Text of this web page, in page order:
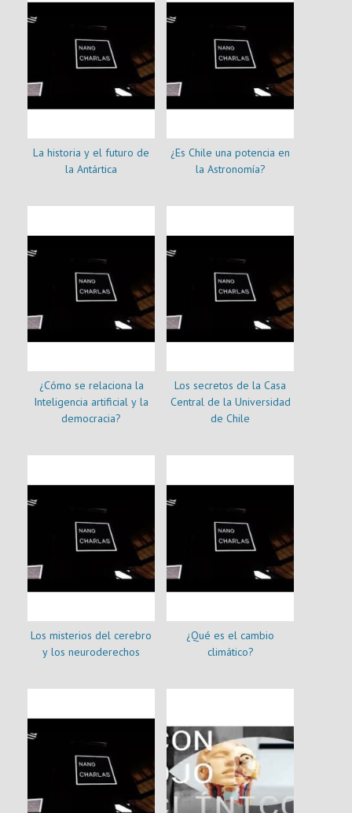
La historia y el futuro de
la Antártica
¿Es Chile una potencia en
la Astronomía?
¿Cómo se relaciona la
Inteligencia artificial y la
democracia?
Los secretos de la Casa
Central de la Universidad
de Chile
Los misterios del cerebro
y los neuroderechos
¿Qué es el cambio
climático?